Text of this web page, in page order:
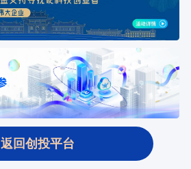
返回创投平台